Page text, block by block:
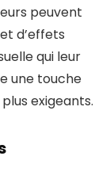
peuvent
d’effets
qui leur
une touche
exigeants.